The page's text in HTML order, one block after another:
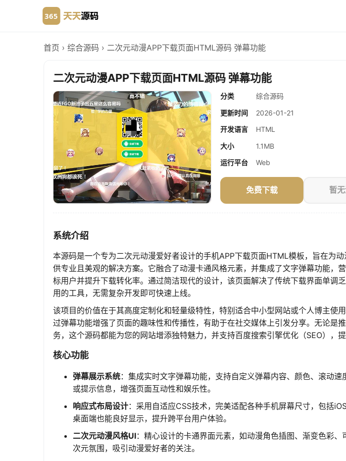
首页 › 综合源码 › 二次元动漫APP下载页面HTML源码 弹幕功能
二次元动漫APP下载页面HTML源码 弹幕功能
分类
综合源码
更新时间
2026-01-21
开发语言
HTML
大小
1.1MB
运行平台
Web
免费下载 暂
系统介绍
本源码是一个专为二次元动漫爱好者设计的手机APP下载页面HTML模板，旨在为
供专业且美观的解决方案。它融合了动漫卡通风格元素，并集成了文字弹幕功能，
标用户并提升下载转化率。通过简洁现代的设计，该页面解决了传统下载界面单调
用的工具，无需复杂开发即可快速上线。
该项目的价值在于其高度定制化和轻量级特性，特别适合中小型网站或个人博主使
过弹幕功能增强了页面的趣味性和传播性，有助于在社交媒体上引发分享。无论是
务，这个源码都能为您的网站增添独特魅力，并支持百度搜索引擎优化（SEO），提
核心功能
弹幕展示系统：集成实时文字弹幕功能，支持自定义弹幕内容、颜色、滚动
或提示信息，增强页面互动性和娱乐性。
响应式布局设计：采用自适应CSS技术，完美适配各种手机屏幕尺寸，包括
桌面端也能良好显示，提升跨平台用户体验。
二次元动漫风格UI：精心设计的卡通界面元素，如动漫角色插图、渐变色彩
次元氛围，吸引动漫爱好者的关注。